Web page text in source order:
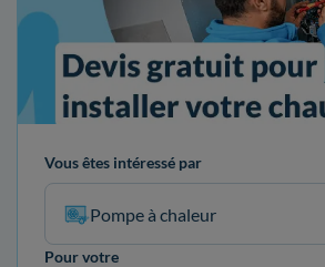
Vous êtes intéressé par
Pompe à chaleur
Pour votre